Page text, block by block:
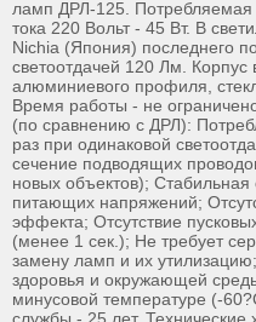
ламп ДРЛ-125. Потребляемая
тока 220 Вольт - 45 Вт. В
Nichia (Япония) последнего
светоотдачей 120 Лм.
алюминиевого профиля,
Время работы - не
(по сравнению с ДРЛ):
раз при одинаковой
сечение подводящих
новых объектов);
питающих напряжений;
эффекта; Отсутствие
(менее 1 сек.); Не требует
замену ламп и их
здоровья и окружающей
минусовой температуре (-